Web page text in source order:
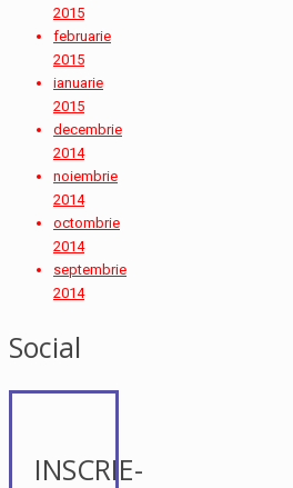
2015
februarie
2015
ianuarie
2015
decembrie
2014
noiembrie
2014
octombrie
2014
septembrie
2014
Social
INSCRIE-